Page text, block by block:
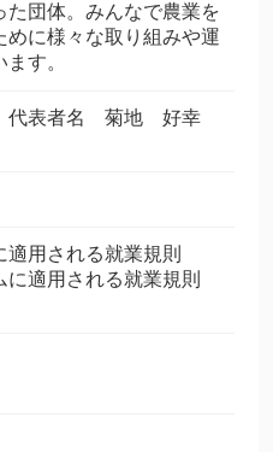
た団体。みんなで農業を
めに様々な取り組みや運
す。
表者名 菊地 好幸
適用される就業規則
に適用される就業規則